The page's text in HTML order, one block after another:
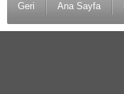
Geri Ana Sayfa